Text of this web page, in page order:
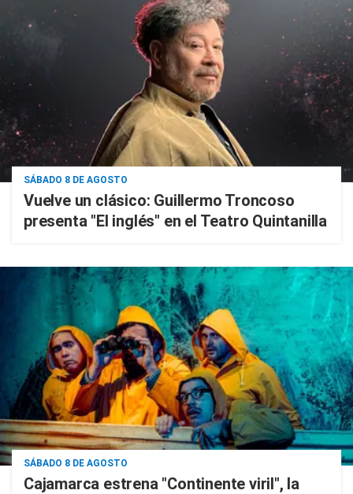
SÁBADO 8 DE AGOSTO
Vuelve un clásico: Guillermo Troncoso
presenta "El inglés" en el Teatro Quintanilla
SÁBADO 8 DE AGOSTO
Cajamarca estrena "Continente viril", la